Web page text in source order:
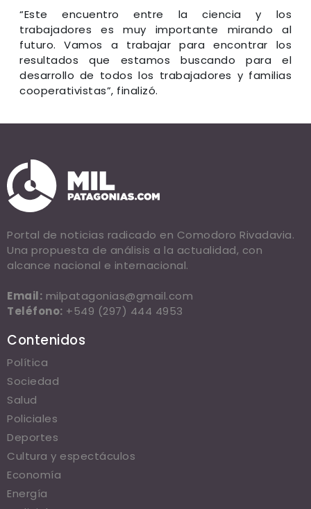
“Este encuentro entre la ciencia y los
trabajadores es muy importante mirando al
futuro. Vamos a trabajar para encontrar los
resultados que estamos buscando para el
desarrollo de todos los trabajadores y familias
cooperativistas”, finalizó.
Portal de noticias radicado en Comodoro Rivadavia.
Una propuesta de análisis a la actualidad, con
alcance nacional e internacional.
Email: milpatagonias@gmail.com
Teléfono: +549 (297) 444 4953
Contenidos
Política
Sociedad
Salud
Policiales
Deportes
Cultura y espectáculos
Economía
Energía